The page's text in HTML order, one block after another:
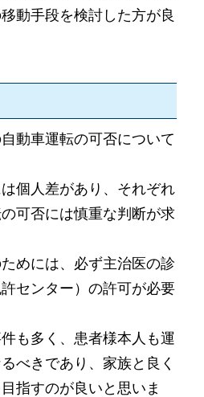
動手段を検討した方が良
動車運転の可否について
個人差があり、それぞれ
可否には慎重な判断が求
めには、必ず主治医の診
センター）の許可が必要
も多く、患者様本人も運
べきであり、家族と良く
指すのが良いと思いま